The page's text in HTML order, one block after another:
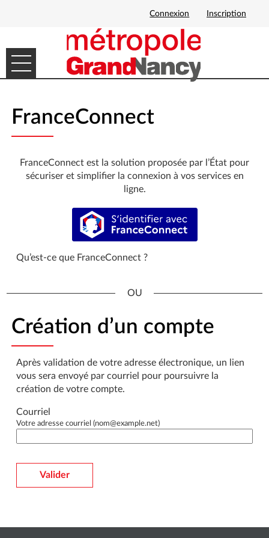
Connexion Inscription
Ouvrir le menu
MES DEMANDES
FranceConnect
FranceConnect est la solution proposée par l’État pour
sécuriser et simplifier la connexion à vos services en
ligne.
S’identifier avec FranceConnect
Qu’est-ce que FranceConnect ?
Création d’un compte
Après validation de votre adresse électronique, un lien
vous sera envoyé par courriel pour poursuivre la
création de votre compte.
Courriel
Votre adresse courriel (nom@example.net)
Valider